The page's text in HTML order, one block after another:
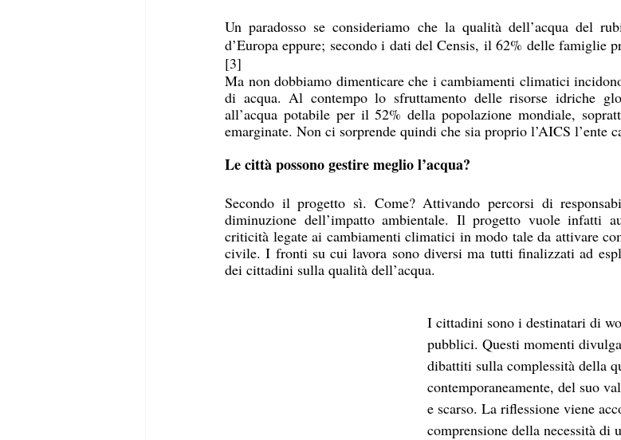
Un paradosso se consideriamo che la qualità dell’acqua del
d’Europa eppure; secondo i dati del Censis, il 62% delle famiglie
[3]
Ma non dobbiamo dimenticare che i cambiamenti climatici
di acqua. Al contempo lo sfruttamento delle risorse idriche
all’acqua potabile per il 52% della popolazione mondiale,
emarginate. Non ci sorprende quindi che sia proprio l’AICS l’ente
Le città possono gestire meglio l’acqua?
Secondo il progetto sì. Come? Attivando percorsi di
diminuzione dell’impatto ambientale. Il progetto vuole infatti
criticità legate ai cambiamenti climatici in modo tale da attivare
civile. I fronti su cui lavora sono diversi ma tutti finalizzati ad
dei cittadini sulla qualità dell’acqua.
I cittadini sono i destinatari di
pubblici. Questi momenti
dibattiti sulla complessità della
contemporaneamente, del suo
e scarso. La riflessione viene
comprensione della necessità di